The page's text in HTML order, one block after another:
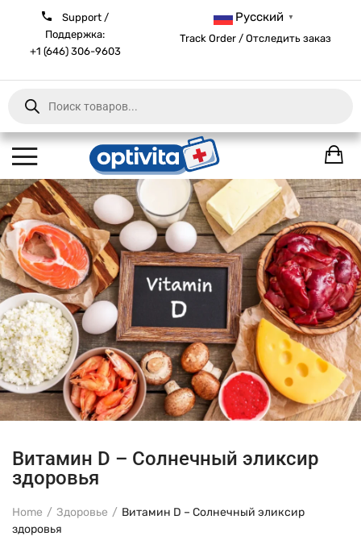
Support /
Поддержка:
+1 (646) 306-9603
Русский ▼
Track Order / Отследить заказ
Products
search
Витамин D – Солнечный эликсир
здоровья
Home Здоровье
Витамин D – Солнечный эликсир
здоровья